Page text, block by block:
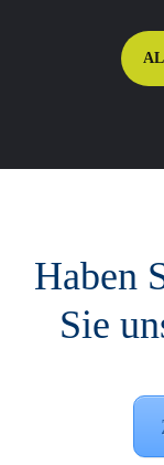
Haben
Sie